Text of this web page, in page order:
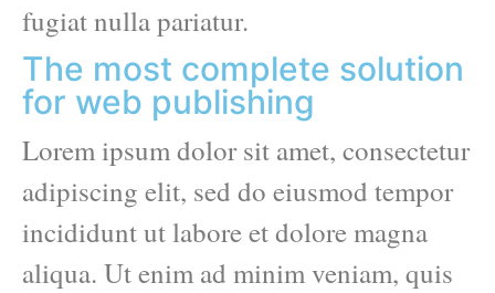
fugiat nulla pariatur.
The most complete solution
for web publishing
Lorem ipsum dolor sit amet, consectetur
adipiscing elit, sed do eiusmod tempor
incididunt ut labore et dolore magna
aliqua. Ut enim ad minim veniam, quis